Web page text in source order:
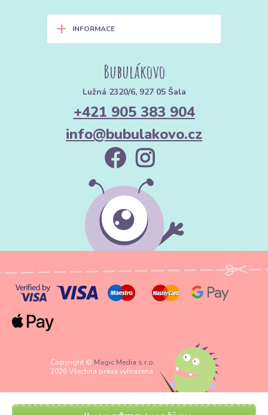
+ INFORMACE
Bubulákovo
Lužná 2320/6, 927 05 Šala
+421 905 383 904
info@bubulakovo.cz
Copyright © Magic Media s.r.o.
2026 Všechna práva vyhrazena